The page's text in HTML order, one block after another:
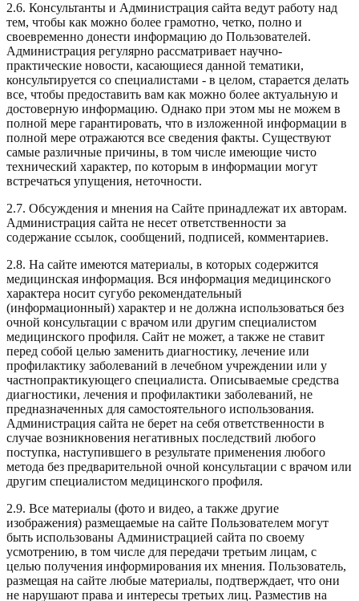
2.6. Консультанты и Администрация сайта ведут работу над
тем, чтобы как можно более грамотно, четко, полно и
своевременно донести информацию до Пользователей.
Администрация регулярно рассматривает научно-
практические новости, касающиеся данной тематики,
консультируется со специалистами - в целом, старается делать
все, чтобы предоставить вам как можно более актуальную и
достоверную информацию. Однако при этом мы не можем в
полной мере гарантировать, что в изложенной информации в
полной мере отражаются все сведения факты. Существуют
самые различные причины, в том числе имеющие чисто
технический характер, по которым в информации могут
встречаться упущения, неточности.
2.7. Обсуждения и мнения на Сайте принадлежат их авторам.
Администрация сайта не несет ответственности за
содержание ссылок, сообщений, подписей, комментариев.
2.8. На сайте имеются материалы, в которых содержится
медицинская информация. Вся информация медицинского
характера носит сугубо рекомендательный
(информационный) характер и не должна использоваться без
очной консультации с врачом или другим специалистом
медицинского профиля. Сайт не может, а также не ставит
перед собой целью заменить диагностику, лечение или
профилактику заболеваний в лечебном учреждении или у
частнопрактикующего специалиста. Описываемые средства
диагностики, лечения и профилактики заболеваний, не
предназначенных для самостоятельного использования.
Администрация сайта не берет на себя ответственности в
случае возникновения негативных последствий любого
поступка, наступившего в результате применения любого
метода без предварительной очной консультации с врачом или
другим специалистом медицинского профиля.
2.9. Все материалы (фото и видео, а также другие
изображения) размещаемые на сайте Пользователем могут
быть использованы Администрацией сайта по своему
усмотрению, в том числе для передачи третьим лицам, с
целью получения информирования их мнения. Пользователь,
размещая на сайте любые материалы, подтверждает, что они
не нарушают права и интересы третьих лиц. Разместив на